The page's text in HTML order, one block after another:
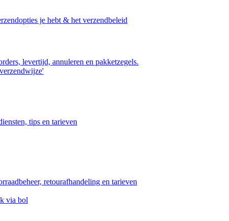
je hebt & het verzendbeleid
levertijd, annuleren en pakketzegels.
tips en tarieven
retourafhandeling en tarieven
via bol